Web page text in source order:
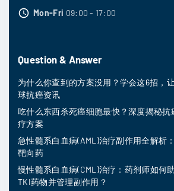
Mon-Fri 09:00 - 17:00
Question & Answer
为什么你查到的方案没用？学会这6招，
球抗癌资讯
吃什么东西杀死癌细胞最快？深度揭秘抗
疗方案
急性髓系白血病(AML)治疗副作用全解析
靶向药
慢性髓系白血病(CML)治疗：药剂师如何
TKI药物并管理副作用？